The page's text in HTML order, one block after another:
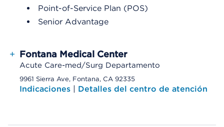
Point-of-Service Plan (POS)
Senior Advantage
+ Fontana Medical Center
Acute Care-med/Surg Departamento
9961 Sierra Ave, Fontana, CA 92335
Indicaciones | Detalles del centro de atención